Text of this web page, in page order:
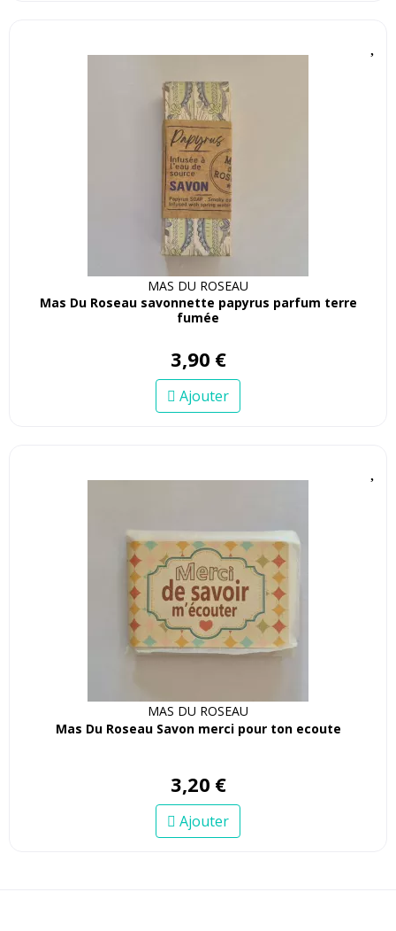
MAS DU ROSEAU
Mas Du Roseau savonnette papyrus parfum terre
fumée
3,90 €
Ajouter
MAS DU ROSEAU
Mas Du Roseau Savon merci pour ton ecoute
3,20 €
Ajouter